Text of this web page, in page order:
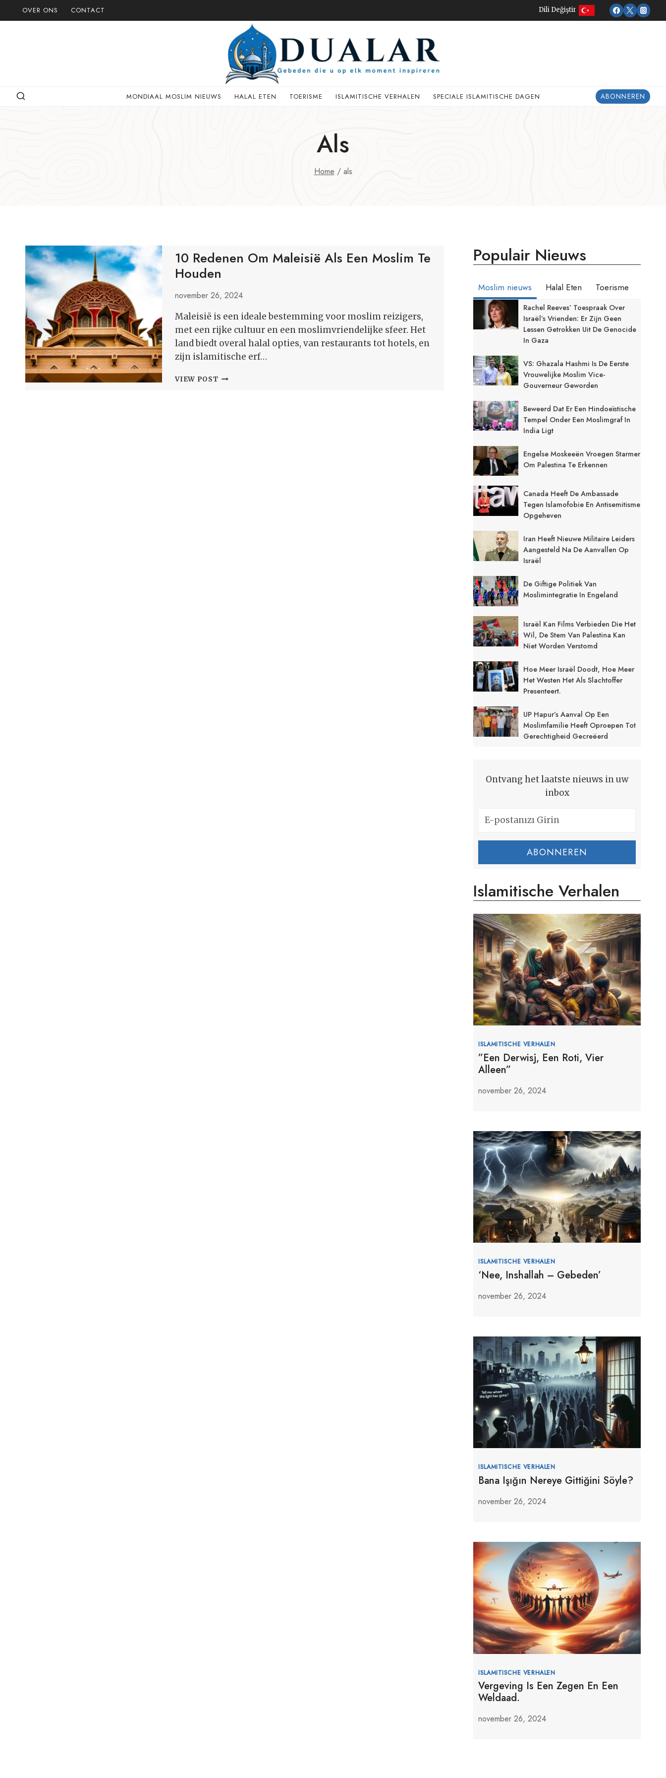
Doorgaan
naar
OVER ONS CONTACT Dili Değiştir
MONDIAAL MOSLIM NIEUWS HALAL ETEN TOERISME ISLAMITISCHE VERHALEN SPECIALE ISLAMITISCHE DAGEN ABONNEREN
Als
Home / als
10 Redenen Om Maleisië Als Een Moslim Te
Houden
november 26, 2024
Maleisië is een ideale bestemming voor moslim reizigers,
met een rijke cultuur en een moslimvriendelijke sfeer. Het
land biedt overal halal opties, van restaurants tot hotels, en
zijn islamitische erf…
VIEW POST10
Populair Nieuws
Moslim nieuws Halal Eten Toerisme
Rachel Reeves’ Toespraak Over
Israël’s Vrienden: Er Zijn Geen
Lessen Getrokken Uit De Genocide
In Gaza
VS: Ghazala Hashmi Is De Eerste
Vrouwelijke Moslim Vice-
Gouverneur Geworden
Beweerd Dat Er Een Hindoeïstische
Tempel Onder Een Moslimgraf In
India Ligt
Engelse Moskeeën Vroegen Starmer
Om Palestina Te Erkennen
Canada Heeft De Ambassade
Tegen Islamofobie En Antisemitisme
Opgeheven
Iran Heeft Nieuwe Militaire Leiders
Aangesteld Na De Aanvallen Op
Israël
De Giftige Politiek Van
Moslimintegratie In Engeland
Israël Kan Films Verbieden Die Het
Wil, De Stem Van Palestina Kan
Niet Worden Verstomd
Hoe Meer Israël Doodt, Hoe Meer
Het Westen Het Als Slachtoffer
Presenteert.
UP Hapur’s Aanval Op Een
Moslimfamilie Heeft Oproepen Tot
Gerechtigheid Gecreëerd
Ontvang het laatste nieuws in uw
inbox
ABONNEREN
Islamitische Verhalen
ISLAMITISCHE VERHALEN
”Een Derwisj, Een Roti, Vier
Alleen”
november 26, 2024
ISLAMITISCHE VERHALEN
‘Nee, Inshallah – Gebeden’
november 26, 2024
ISLAMITISCHE VERHALEN
Bana Işığın Nereye Gittiğini Söyle?
november 26, 2024
ISLAMITISCHE VERHALEN
Vergeving Is Een Zegen En Een
Weldaad.
november 26, 2024